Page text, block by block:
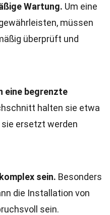
Wartung. Um eine
müssen
überprüft und
eine begrenzte
halten sie etwa
sie ersetzt werden
sein. Besonders
die Installation von
sein.